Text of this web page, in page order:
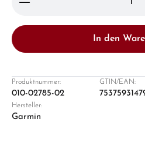
In den
Produktnummer:
010-02785-02
GTIN/EAN:
Hersteller:
Garmin